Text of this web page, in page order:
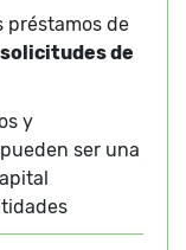
préstamos de
de
y
ser una